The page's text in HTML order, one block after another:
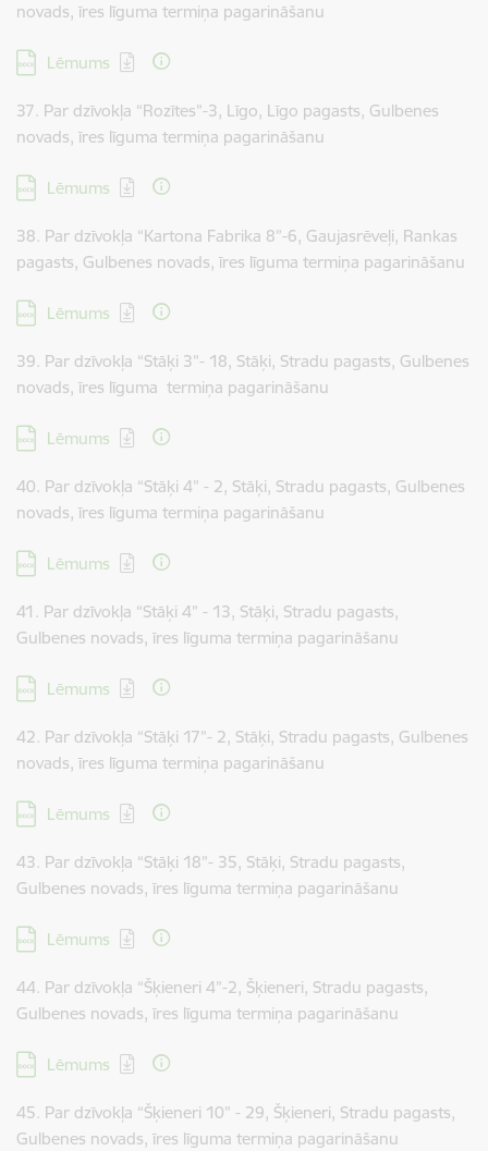
novads, īres līguma termiņa pagarināšanu
Lejupielādēt:
Lēmums
37. Par dzīvokļa “Rozītes”-3, Līgo, Līgo pagasts, Gulbenes
novads, īres līguma termiņa pagarināšanu
Lejupielādēt:
Lēmums
38. Par dzīvokļa “Kartona Fabrika 8”-6, Gaujasrēveļi, Rankas
pagasts, Gulbenes novads, īres līguma termiņa pagarināšanu
Lejupielādēt:
Lēmums
39. Par dzīvokļa “Stāķi 3”- 18, Stāķi, Stradu pagasts, Gulbenes
novads, īres līguma termiņa pagarināšanu
Lejupielādēt:
Lēmums
40. Par dzīvokļa “Stāķi 4” - 2, Stāķi, Stradu pagasts, Gulbenes
novads, īres līguma termiņa pagarināšanu
Lejupielādēt:
Lēmums
41. Par dzīvokļa “Stāķi 4” - 13, Stāķi, Stradu pagasts,
Gulbenes novads, īres līguma termiņa pagarināšanu
Lejupielādēt:
Lēmums
42. Par dzīvokļa “Stāķi 17”- 2, Stāķi, Stradu pagasts, Gulbenes
novads, īres līguma termiņa pagarināšanu
Lejupielādēt:
Lēmums
43. Par dzīvokļa “Stāķi 18”- 35, Stāķi, Stradu pagasts,
Gulbenes novads, īres līguma termiņa pagarināšanu
Lejupielādēt:
Lēmums
44. Par dzīvokļa “Šķieneri 4”-2, Šķieneri, Stradu pagasts,
Gulbenes novads, īres līguma termiņa pagarināšanu
Lejupielādēt:
Lēmums
45. Par dzīvokļa “Šķieneri 10” - 29, Šķieneri, Stradu pagasts,
Gulbenes novads, īres līguma termiņa pagarināšanu